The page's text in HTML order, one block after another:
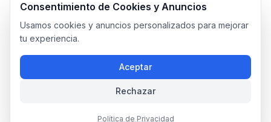
Consentimiento de Cookies y Anuncios
Usamos cookies y anuncios personalizados para mejorar
tu experiencia.
Aceptar
Rechazar
Política de Privacidad